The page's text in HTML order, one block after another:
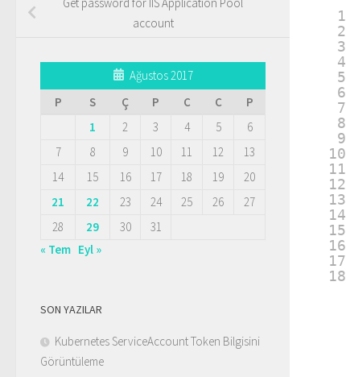
1
2
3
4
5
6
7
8
9
10
11
12
13
14
15
16
17
18
Get password for IIS Application Pool
account
Ağustos 2017
P
S Ç P C C
P
1
2 3 4 5
6
7
8 9 10 11 12
13
14
15 16 17 18 19
20
21
22 23 24 25 26
27
28
29 30
31
« Tem Eyl »
SON YAZILAR
Kubernetes ServiceAccount Token Bilgisini
Görüntüleme